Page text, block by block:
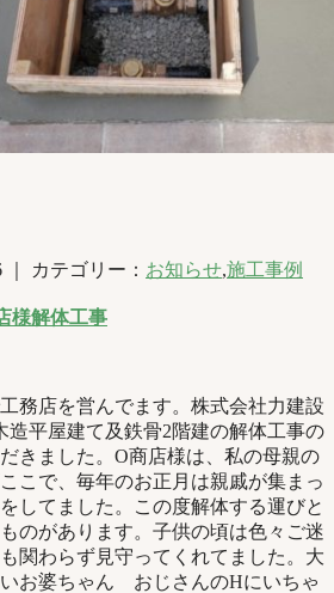
｜ カテゴリー： お知らせ,施工事例
様解体工事
務店を営んでます。株式会社力建設
平屋建て及鉄骨2階建の解体工事の
きました。O商店様は、私の母親の
こで、毎年のお正月は親戚が集まっ
してました。この度解体する運びと
のがあります。子供の頃は色々ご迷
関わらず見守ってくれてました。大
お婆ちゃん おじさんのHにいちゃ